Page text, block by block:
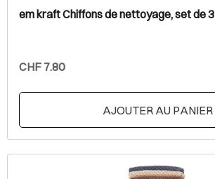
em kraft Chiffons de nettoyage, set de 3
CHF 7.80
AJOUTER AU PANIER